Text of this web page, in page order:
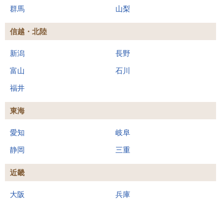
群馬 山梨
信越・北陸
新潟 長野
富山 石川
福井
東海
愛知 岐阜
静岡 三重
近畿
大阪 兵庫